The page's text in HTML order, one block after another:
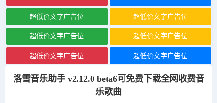
超低价文字广告位 超低价文字广告位
超低价文字广告位 超低价文字广告位
超低价文字广告位 超低价文字广告位
洛雪音乐助手 v2.12.0 beta6可免费下载全网收费音
乐歌曲